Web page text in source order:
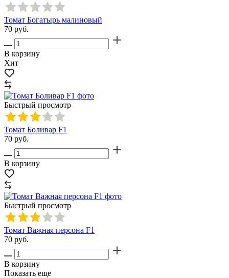
Томат Богатырь малиновый
70 руб.
В корзину
Хит
Быстрый просмотр
Томат Боливар F1
70 руб.
В корзину
Быстрый просмотр
Томат Важная персона F1
70 руб.
В корзину
Показать еще